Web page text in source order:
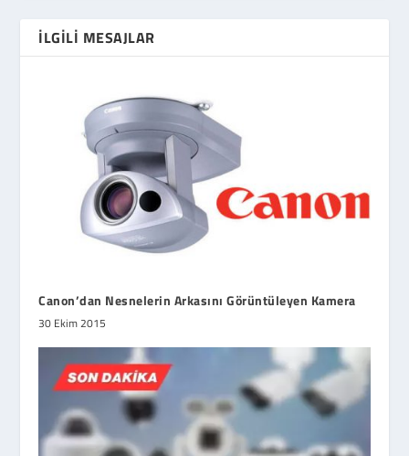
İLGILI MESAJLAR
Canon’dan Nesnelerin Arkasını Görüntüleyen Kamera
30 Ekim 2015